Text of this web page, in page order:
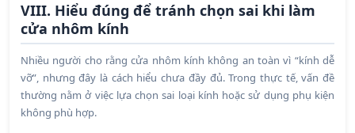
VIII. Hiểu đúng để tránh chọn sai khi làm
cửa nhôm kính
Nhiều người cho rằng cửa nhôm kính không an toàn vì “kính dễ
vỡ”, nhưng đây là cách hiểu chưa đầy đủ. Trong thực tế, vấn đề
thường nằm ở việc lựa chọn sai loại kính hoặc sử dụng phụ kiện
không phù hợp.